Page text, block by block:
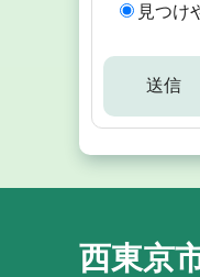
見つけ
西東京